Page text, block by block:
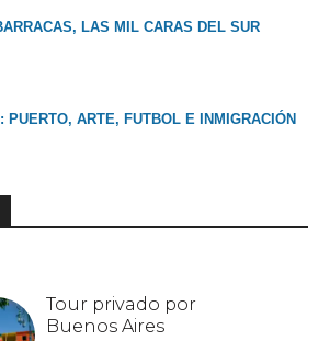
LAS MIL CARAS DEL SUR
PUERTO, ARTE, FUTBOL E INMIGRACIÓN